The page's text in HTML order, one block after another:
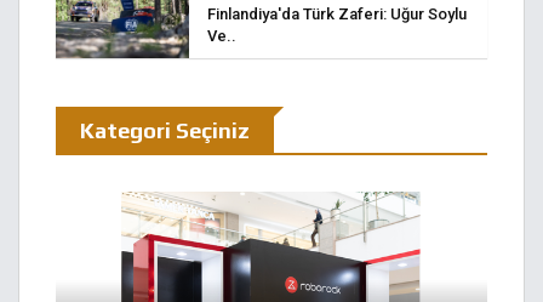
Finlandiya'da Türk Zaferi: Uğur Soylu
Ve..
Kategori Seçiniz